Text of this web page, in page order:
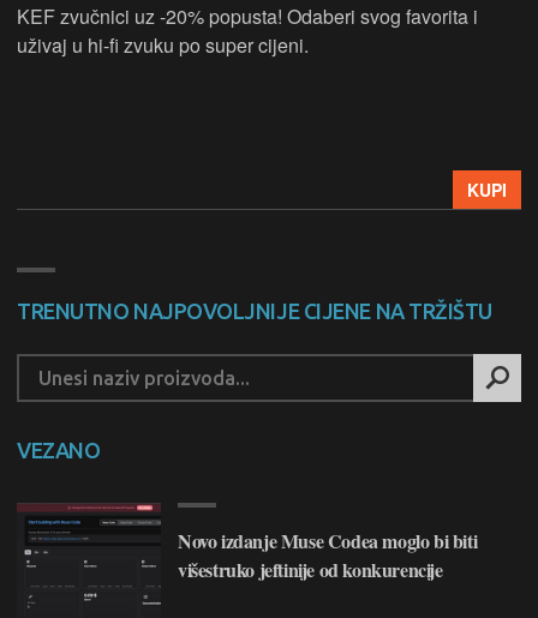
KEF zvučnici uz -20% popusta! Odaberi svog favorita i
uživaj u hi-fi zvuku po super cijeni.
KUPI
TRENUTNO NAJPOVOLJNIJE CIJENE NA TRŽIŠTU
VEZANO
Novo izdanje Muse Codea moglo bi biti
višestruko jeftinije od konkurencije